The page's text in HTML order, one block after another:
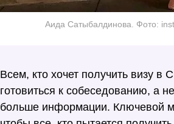
Аида Сатыбалдинова. Фото:
Всем, кто хочет получить визу
готовиться к собеседованию, а
больше информации. Ключевой